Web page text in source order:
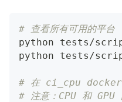
# 查看所有可用的平台
python tests/
python tests/
# 在 ci_cpu docker
# 注意：CPU 和 GPU